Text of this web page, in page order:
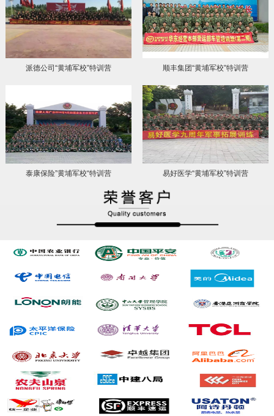
派德公司“黄埔军校”特训营 顺丰集团“黄埔军校”特训营
泰康保险”黄埔军校“特训营 易好医学“黄埔军校”特训营